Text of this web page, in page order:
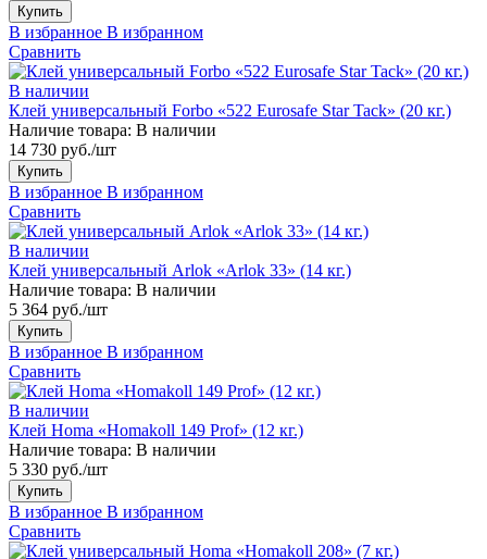
Купить
В избранное В избранном
Сравнить
В наличии
Клей универсальный Forbo «522 Eurosafe Star Tack» (20 кг.)
Наличие товара: В наличии
14 730 руб./шт
Купить
В избранное В избранном
Сравнить
В наличии
Клей универсальный Arlok «Arlok 33» (14 кг.)
Наличие товара: В наличии
5 364 руб./шт
Купить
В избранное В избранном
Сравнить
В наличии
Клей Homa «Homakoll 149 Prof» (12 кг.)
Наличие товара: В наличии
5 330 руб./шт
Купить
В избранное В избранном
Сравнить